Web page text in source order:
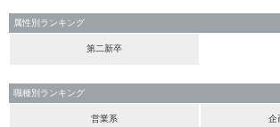
属性別ランキング
第二新卒
職種別ランキング
営業系 企